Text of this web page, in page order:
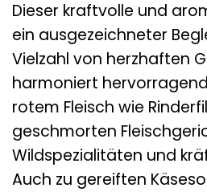
Dieser kraftvolle und
ein ausgezeichneter
Vielzahl von herzhaften
harmoniert
rotem Fleisch wie
geschmorten
Wildspezialitäten und
Auch zu gereiften